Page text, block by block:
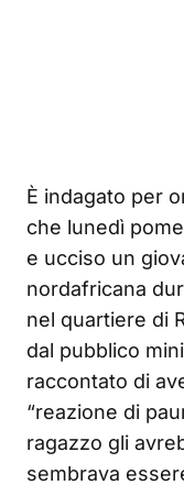
È indagato per
che lunedì
e ucciso un
nordafricana
nel quartiere di
dal pubblico
raccontato di
“reazione di
ragazzo gli
sembrava